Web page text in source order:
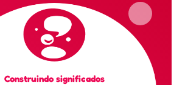
Construindo significados